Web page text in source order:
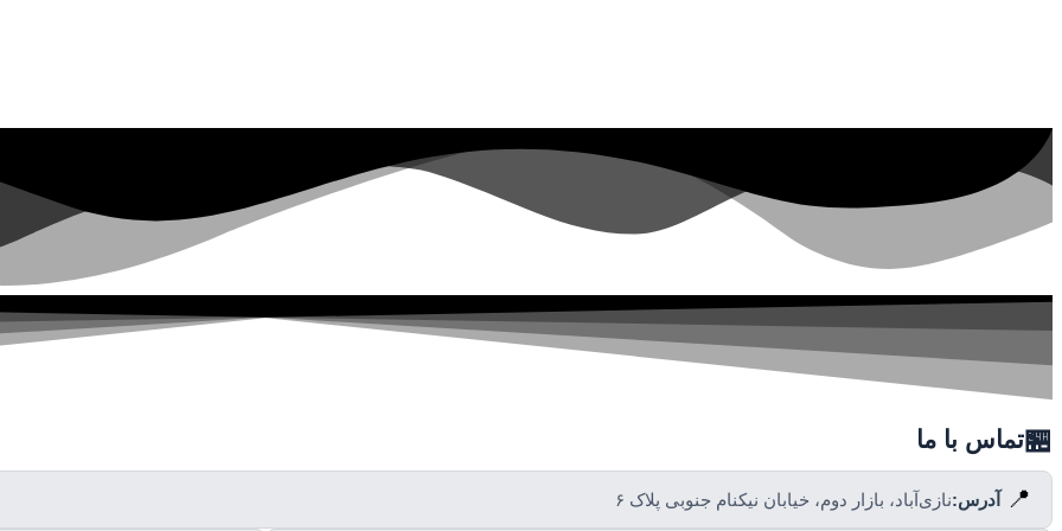
🏪تماس با ما
📍 آدرس:نازی‌آباد، بازار دوم، خیابان نیکنام جنوبی پلاک ۶